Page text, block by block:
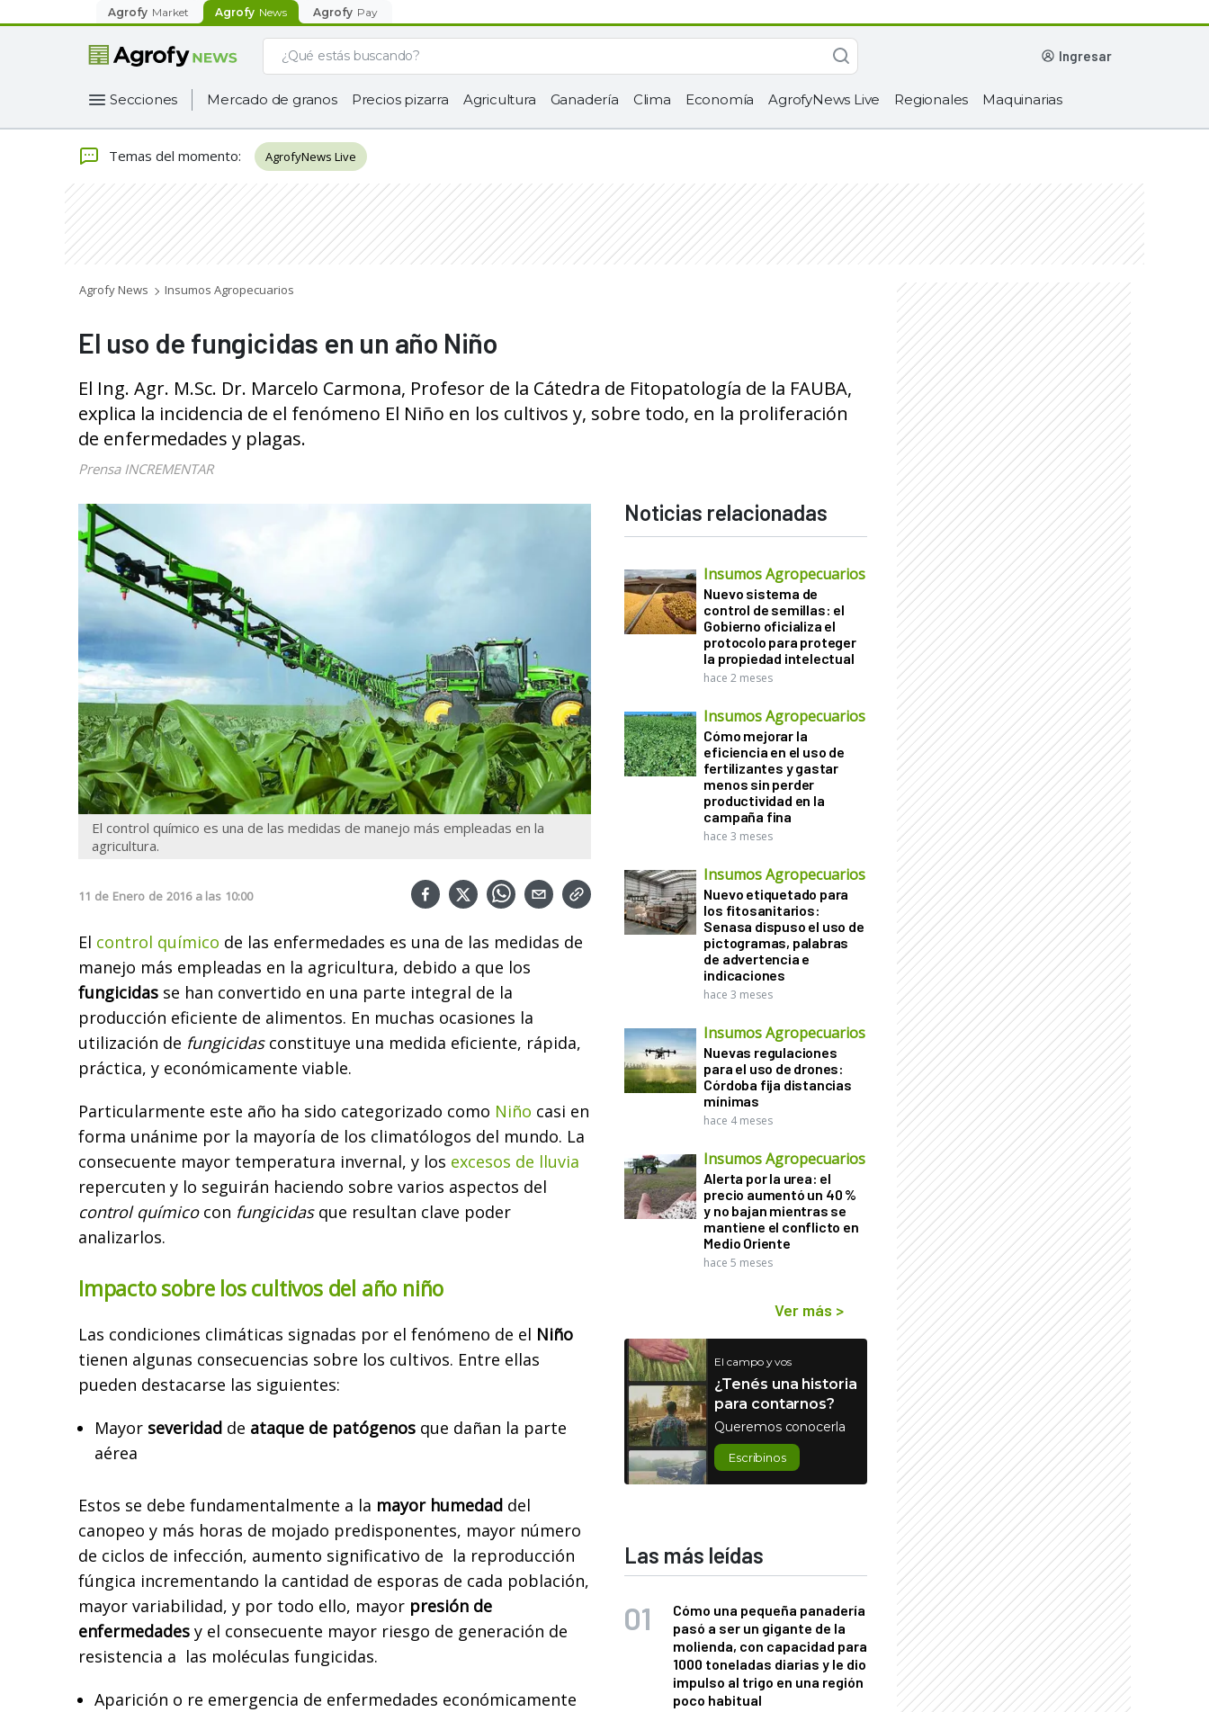
Agrofy Market Agrofy News Agrofy Pay
ingresar
Secciones Mercado de granos Precios pizarra Agricultura Ganadería Clima Economía AgrofyNews Live Regionales Maquinarias
Temas del momento: AgrofyNews Live
Agrofy News Insumos Agropecuarios
El uso de fungicidas en un año Niño
El Ing. Agr. M.Sc. Dr. Marcelo Carmona, Profesor de la Cátedra de Fitopatología de la FAUBA,
explica la incidencia de el fenómeno El Niño en los cultivos y, sobre todo, en la proliferación
de enfermedades y plagas.
Prensa INCREMENTAR
El control químico es una de las medidas de manejo más empleadas en la
agricultura.
11 de Enero de 2016 a las 10:00
El control químico de las enfermedades es una de las medidas de
manejo más empleadas en la agricultura, debido a que los
fungicidas se han convertido en una parte integral de la
producción eficiente de alimentos. En muchas ocasiones la
utilización de fungicidasconstituye una medida eficiente, rápida,
práctica, y económicamente viable.
Particularmente este año ha sido categorizado como Niño casi en
forma unánime por la mayoría de los climatólogos del mundo. La
consecuente mayor temperatura invernal, y los excesos de lluvia
repercuten y lo seguirán haciendo sobre varios aspectos del
control químicocon fungicidasque resultan clave poder
analizarlos.
Impacto sobre los cultivos del año niño
Las condiciones climáticas signadas por el fenómeno de el Niño
tienen algunas consecuencias sobre los cultivos. Entre ellas
pueden destacarse las siguientes:
Mayor severidad de ataque de patógenos que dañan la parte
aérea
Estos se debe fundamentalmente a la mayor humedad del
canopeo y más horas de mojado predisponentes, mayor número
de ciclos de infección, aumento significativo de la reproducción
fúngica incrementando la cantidad de esporas de cada población,
mayor variabilidad, y por todo ello, mayor presión de
enfermedades y el consecuente mayor riesgo de generación de
resistencia a las moléculas fungicidas.
Aparición o re emergencia de enfermedades económicamente
Noticias relacionadas
Insumos Agropecuarios
Nuevo sistema de
control de semillas: el
Gobierno oficializa el
protocolo para proteger
la propiedad intelectual
hace 2 meses
Insumos Agropecuarios
Cómo mejorar la
eficiencia en el uso de
fertilizantes y gastar
menos sin perder
productividad en la
campaña fina
hace 3 meses
Insumos Agropecuarios
Nuevo etiquetado para
los fitosanitarios:
Senasa dispuso el uso de
pictogramas, palabras
de advertencia e
indicaciones
hace 3 meses
Insumos Agropecuarios
Nuevas regulaciones
para el uso de drones:
Córdoba fija distancias
mínimas
hace 4 meses
Insumos Agropecuarios
Alerta por la urea: el
precio aumentó un 40 %
y no bajan mientras se
mantiene el conflicto en
Medio Oriente
hace 5 meses
Ver más >
El campo y vos
¿Tenés una historia
para contarnos?
Queremos conocerla
Escribinos
Las más leídas
Cómo una pequeña panadería
pasó a ser un gigante de la
molienda, con capacidad para
1000 toneladas diarias y le dio
impulso al trigo en una región
poco habitual